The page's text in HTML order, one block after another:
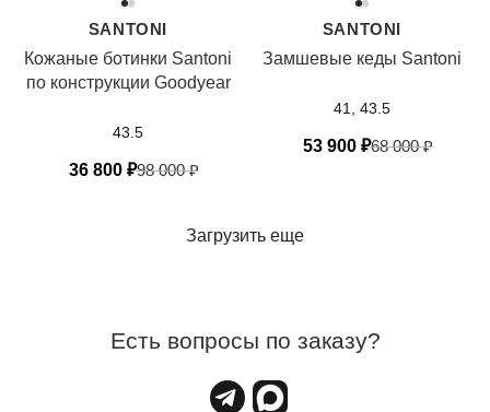
SANTONI
Кожаные ботинки Santoni
по конструкции Goodyear
43.5
36 800 ₽98 000₽
SANTONI
Замшевые кеды Santoni
41, 43.5
53 900 ₽68 000₽
Загрузить еще
Есть вопросы по заказу?